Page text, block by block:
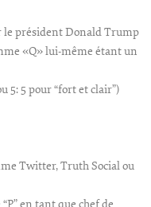
le président Donald Trump
«Q» lui-même étant un
5: 5 pour “fort et clair”)
Twitter, Truth Social ou